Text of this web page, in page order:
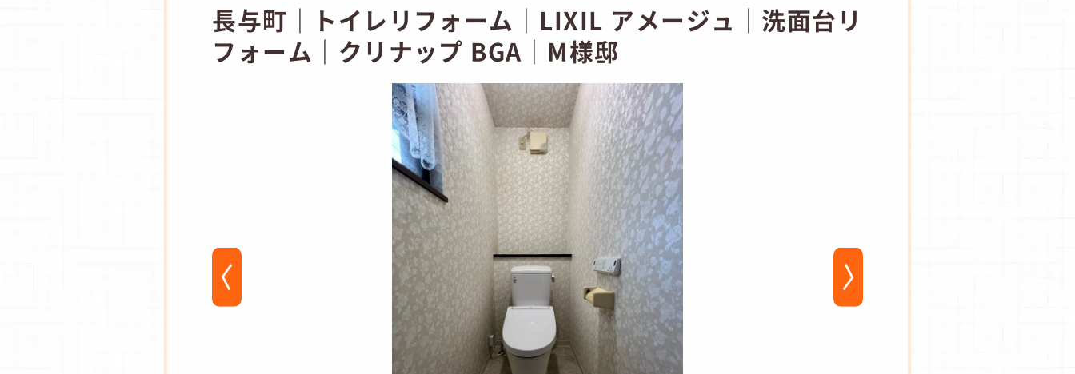
長与町｜トイレリフォーム｜LIXIL アメージュ｜洗面台リ
フォーム｜クリナップ BGA｜M様邸